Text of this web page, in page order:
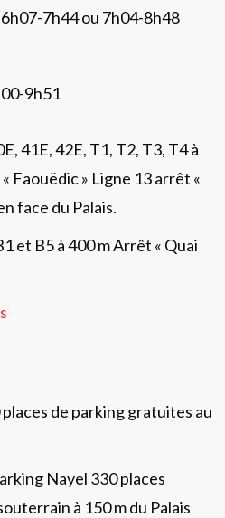
7h44 ou 7h04-8h48
9h51
41E, 42E, T1, T2, T3, T4 à
Faouëdic » Ligne 13 arrêt «
face du Palais.
et B5 à 400 m Arrêt « Quai
places de parking gratuites au
Nayel 330 places
à 150 m du Palais